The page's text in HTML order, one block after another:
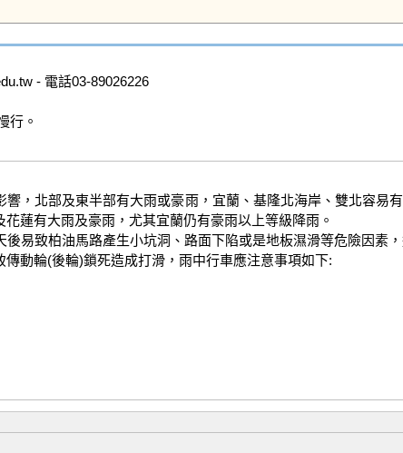
- 電話03-89026226
行。
蓮有大雨及豪雨，尤其宜蘭仍有豪雨以上等級降雨。
動輪(後輪)鎖死造成打滑，雨中行車應注意事項如下: